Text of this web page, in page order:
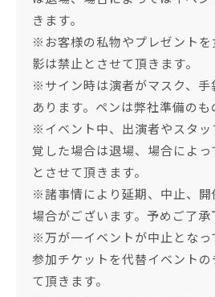
きます。
※お客様の私物やプレゼントを
影は禁止とさせて頂きます。
※サイン時は演者がマスク、手
あります。ペンは弊社準備のも
※イベント中、出演者やスタッ
覚した場合は退場、場合によ
とさせて頂きます。
※諸事情により延期、中止、開
場合がございます。予めご了承
※万が一イベントが中止となっ
参加チケットを代替イベント
て頂きます。